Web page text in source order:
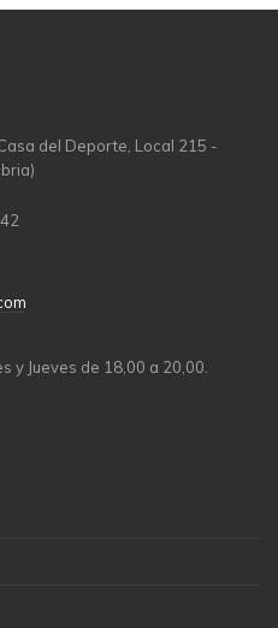
del Deporte, Local 215 -
y Jueves de 18,00 a 20,00.